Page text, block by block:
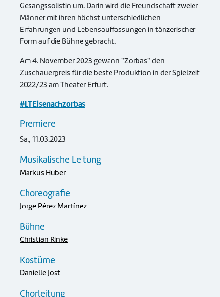
Gesangssolistin um. Darin wird die Freundschaft zweier
Männer mit ihren höchst unterschiedlichen
Erfahrungen und Lebensauffassungen in tänzerischer
Form auf die Bühne gebracht.
Am 4. November 2023 gewann "Zorbas" den
Zuschauerpreis für die beste Produktion in der Spielzeit
2022/23 am Theater Erfurt.
#LTEisenachzorbas
Premiere
Sa., 11.03.2023
Musikalische Leitung
Markus Huber
Choreografie
Jorge Pérez Martínez
Bühne
Christian Rinke
Kostüme
Danielle Jost
Chorleitung